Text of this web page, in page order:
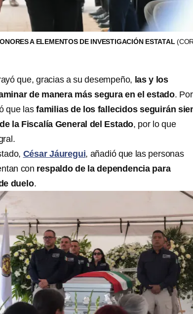
A ELEMENTOS DE INVESTIGACIÓN ESTATAL
que, gracias a su desempeño, las y los
de manera más segura en el estado.
que las familias de los fallecidos seguirán
la Fiscalía General del Estado, por lo que
César Jáuregui, añadió que las personas
con respaldo de la dependencia para
duelo.